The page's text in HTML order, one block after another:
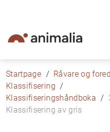
Startpage
Råvare og
Klassifisering
Klassifiseringshåndboka
Klassifisering av gris